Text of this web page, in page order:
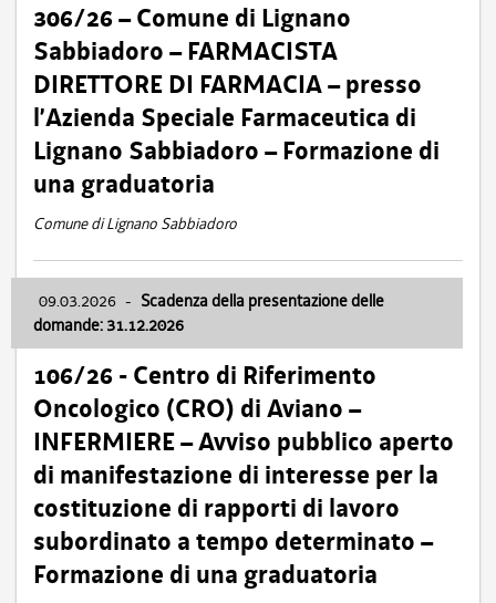
306/26 – Comune di Lignano
Sabbiadoro – FARMACISTA
DIRETTORE DI FARMACIA – presso
l’Azienda Speciale Farmaceutica di
Lignano Sabbiadoro – Formazione di
una graduatoria
Comune di Lignano Sabbiadoro
09.03.2026 - Scadenza della presentazione delle
domande: 31.12.2026
106/26 - Centro di Riferimento
Oncologico (CRO) di Aviano –
INFERMIERE – Avviso pubblico aperto
di manifestazione di interesse per la
costituzione di rapporti di lavoro
subordinato a tempo determinato –
Formazione di una graduatoria